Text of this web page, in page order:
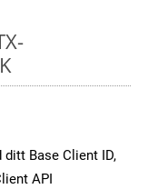
ditt Base Client ID,
API